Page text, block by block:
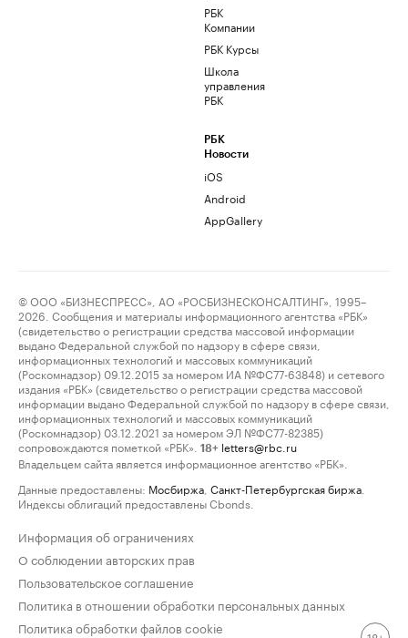
РБК
Компании
РБК Курсы
Школа
управления
РБК
РБК
Новости
iOS
Android
AppGallery
© ООО «БИЗНЕСПРЕСС», АО «РОСБИЗНЕСКОНСАЛТИНГ», 1995–
2026. Сообщения и материалы информационного агентства «РБК»
(свидетельство о регистрации средства массовой информации
выдано Федеральной службой по надзору в сфере связи,
информационных технологий и массовых коммуникаций
(Роскомнадзор) 09.12.2015 за номером ИА №ФС77-63848) и сетевого
издания «РБК» (свидетельство о регистрации средства массовой
информации выдано Федеральной службой по надзору в сфере связи,
информационных технологий и массовых коммуникаций
(Роскомнадзор) 03.12.2021 за номером ЭЛ №ФС77-82385)
сопровождаются пометкой «РБК».
18+ letters@rbc.ru
Владельцем сайта является информационное агентство «РБК».
Данные предоставлены: Мосбиржа Санкт-Петербургская биржа
Индексы облигаций предоставлены Cbonds.
Информация об ограничениях
О соблюдении авторских прав
Пользовательское соглашение
Политика в отношении обработки персональных данных
Политика обработки файлов cookie